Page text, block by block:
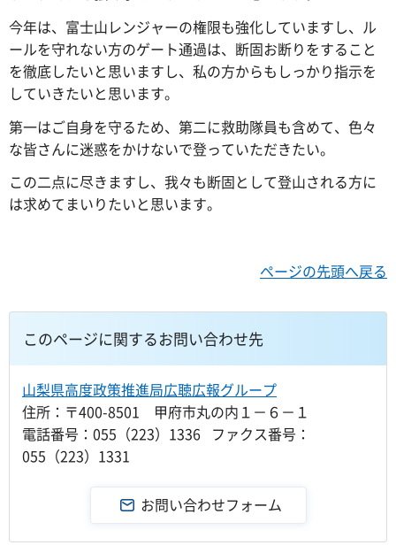
今年は、富士山レンジャーの権限も強化していますし、ル
ールを守れない方のゲート通過は、断固お断りをすること
を徹底したいと思いますし、私の方からもしっかり指示を
していきたいと思います。
第一はご自身を守るため、第二に救助隊員も含めて、色々
な皆さんに迷惑をかけないで登っていただきたい。
この二点に尽きますし、我々も断固として登山される方に
は求めてまいりたいと思います。
ページの先頭へ戻る
このページに関するお問い合わせ先
山梨県高度政策推進局広聴広報グループ
住所：〒400-8501 甲府市丸の内１－６－１
電話番号：055（223）1336 ファクス番号：
055（223）1331